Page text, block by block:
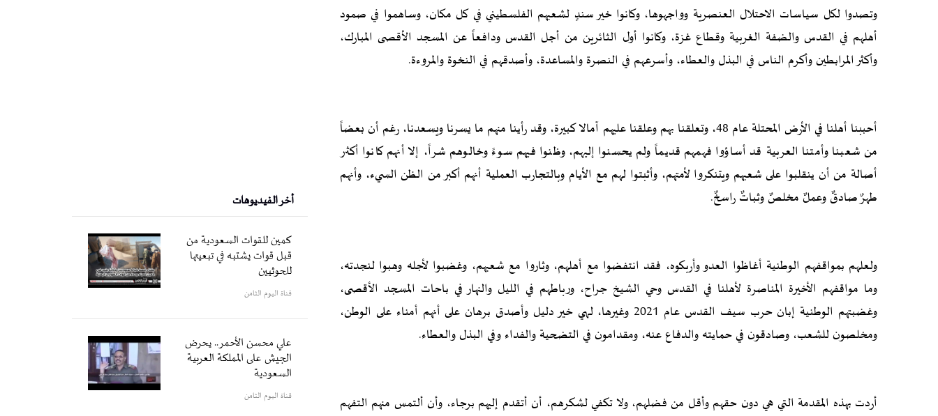
وتصدوا لكل سياسات الاحتلال العنصرية وواجهوها، وكانوا خير سندٍ لشعبهم الفلسطيني في كل مكان، وساهموا في صمود
أهلهم في القدس والضفة الغربية وقطاع غزة، وكانوا أول الثائرين من أجل القدس ودافعاً عن المسجد الأقصى المبارك،
وأكثر المرابطين وأكرم الناس في البذل والعطاء، وأسرعهم في النصرة والمساعدة، وأصدقهم في النخوة والمروءة.
أحببنا أهلنا في الأرض المحتلة عام 48، وتعلقنا بهم وعلقنا عليهم آمالا كبيرة، وقد رأينا منهم ما يسرنا ويسعدنا، رغم أن بعضاً
من شعبنا وأمتنا العربية قد أساؤوا فهمهم قديماً ولم يحسنوا إليهم، وظنوا فيهم سوءً وخالوهم شراً، إلا أنهم كانوا أكثر
أصالة من أن ينقلبوا على شعبهم ويتنكروا لأمتهم، وأثبتوا لهم مع الأيام وبالتجارب العملية أنهم أكبر من الظن السيء، وأنهم
طهرٌ صادقٌ وعملٌ مخلصٌ وثباتٌ راسخٌ.
ولعلهم بمواقفهم الوطنية أغاظوا العدو وأربكوه، فقد انتفضوا مع أهلهم، وثاروا مع شعبهم، وغضبوا لأجله وهبوا لنجدته،
وما مواقفهم الأخيرة المناصرة لأهلنا في القدس وحي الشيخ جراح، ورباطهم في الليل والنهار في باحات المسجد الأقصى،
وغضبتهم الوطنية إبان حرب سيف القدس عام 2021 وغيرها، لهي خير دليل وأصدق برهان على أنهم أمناء على الوطن،
ومخلصون للشعب، وصادقون في حمايته والدفاع عنه، ومقدامون في التضحية والفداء وفي البذل والعطاء.
أردت بهذه المقدمة التي هي دون حقهم وأقل من فضلهم، ولا تكفي لشكرهم، أن أتقدم إليهم برجاء، وأن ألتمس منهم التفهم
أخر الفيديوهات
كمين للقوات السعودية من
قبل قوات يشتبه في تبعيتها
للحوثيين
قناة اليوم الثامن
علي محسن الأحمر.. يحرض
الجيش على المملكة العربية
السعودية
قناة اليوم الثامن